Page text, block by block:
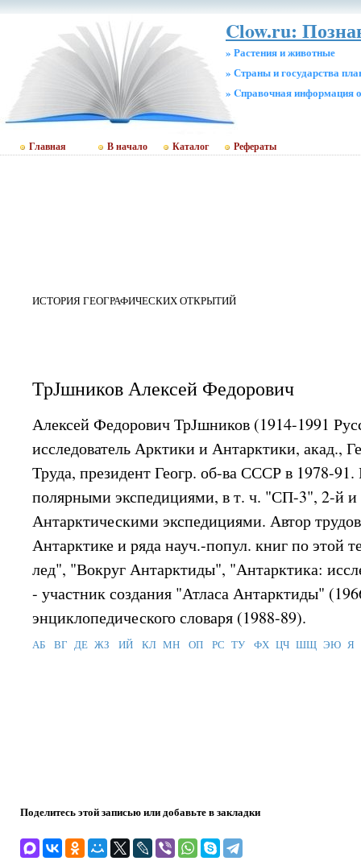
Clow.ru:
» Растения и животные
» Страны и государства
» Cправочная информация
Главная В начало Каталог Рефераты
ИСТОРИЯ ГЕОГРАФИЧЕСКИХ ОТКРЫТИЙ
ТрЈшников Алексей Федорович
Алексей Федорович ТрЈшников (1914-1991
исследователь Арктики и Антарктики, акад.,
Труда, президент Геогр. об-ва СССР в 1978-
полярными экспедициями, в т. ч. "СП-3", 2-й
Антарктическими экспедициями. Автор
Антарктике и ряда науч.-попул. книг по этой
лед", "Вокруг Антарктиды", "Антарктика:
- участник создания "Атласа Антарктиды"
энциклопедического словаря (1988-89).
АБ ВГ ДЕ ЖЗ ИЙ КЛ МН ОП РС ТУ ФХ ЦЧ ШЩ ЭЮ Я
Поделитесь этой записью или добавьте в закладки